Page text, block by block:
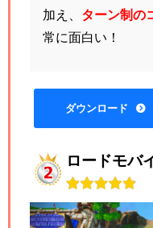
加え、 ターン制の
常に面白い！
ダウンロード
ロードモバ